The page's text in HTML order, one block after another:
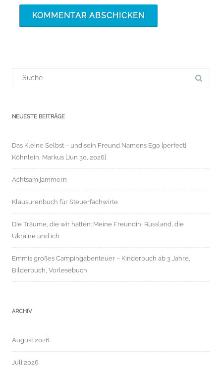
NEUESTE BEITRÄGE
Das Kleine Selbst – und sein Freund Namens Ego [perfect]
Köhnlein, Markus [Jun 30, 2026]
Achtsam jammern
Klausurenbuch für Steuerfachwirte
Die Träume, die wir hatten: Meine Freundin, Russland, die
Ukraine und ich
Emmis großes Campingabenteuer – Kinderbuch ab 3 Jahre,
Bilderbuch, Vorlesebuch
ARCHIV
August 2026
Juli 2026